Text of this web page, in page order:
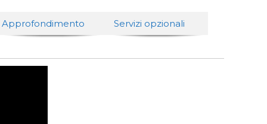
Approfondimento Servizi opzionali